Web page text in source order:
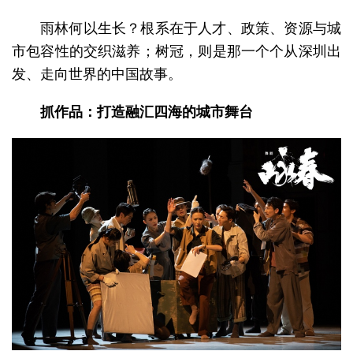
雨林何以生长？根系在于人才、政策、资源与城
市包容性的交织滋养；树冠，则是那一个个从深圳出
发、走向世界的中国故事。
抓作品：打造融汇四海的城市舞台